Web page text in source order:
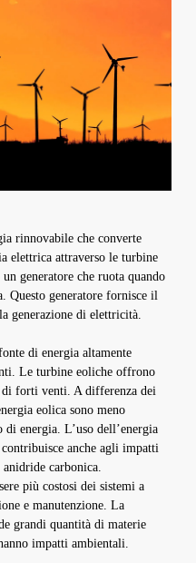
rinnovabile che converte
elettrica attraverso le turbine
generatore che ruota quando
Questo generatore fornisce il
generazione di elettricità.
di energia altamente
Le turbine eoliche offrono
di forti venti. A differenza dei
eolica sono meno
energia. L’uso dell’energia
anche agli impatti
carbonica.
più costosi dei sistemi a
e manutenzione. La
grandi quantità di materie
impatti ambientali.